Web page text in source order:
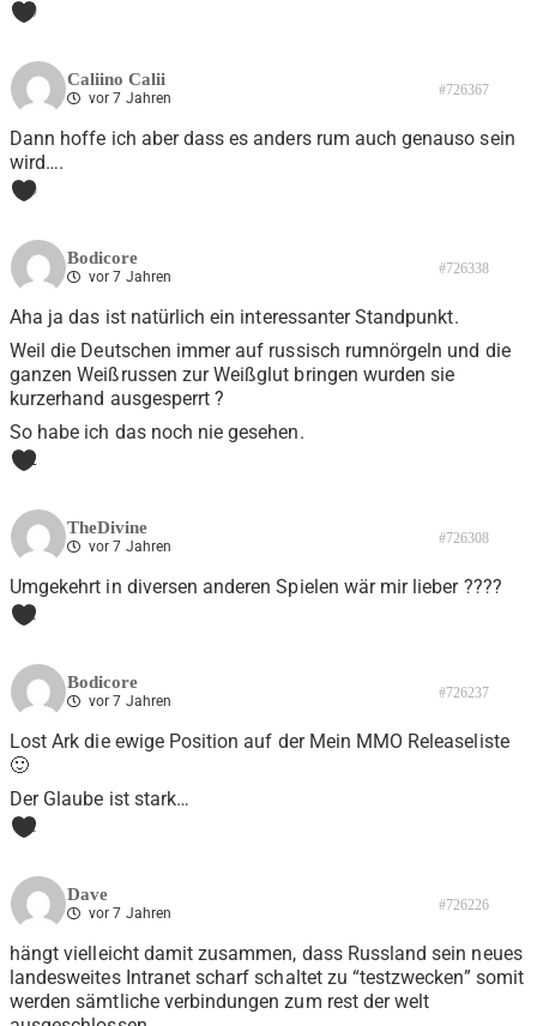
0
Caliino Calii
vor 7 Jahren #726367
Dann hoffe ich aber dass es anders rum auch genauso sein
wird….
0
Bodicore
vor 7 Jahren #726338
Aha ja das ist natürlich ein interessanter Standpunkt.
Weil die Deutschen immer auf russisch rumnörgeln und die
ganzen Weißrussen zur Weißglut bringen wurden sie
kurzerhand ausgesperrt ?
So habe ich das noch nie gesehen.
2
TheDivine
vor 7 Jahren #726308
Umgekehrt in diversen anderen Spielen wär mir lieber ????
1
Bodicore
vor 7 Jahren #726237
Lost Ark die ewige Position auf der Mein MMO Releaseliste
🙂
Der Glaube ist stark…
1
Dave
vor 7 Jahren #726226
hängt vielleicht damit zusammen, dass Russland sein neues
landesweites Intranet scharf schaltet zu “testzwecken” somit
werden sämtliche verbindungen zum rest der welt